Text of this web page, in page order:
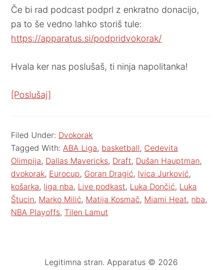
Če bi rad podcast podprl z enkratno donacijo,
pa to še vedno lahko storiš tule:
https://apparatus.si/podpridvokorak/
Hvala ker nas poslušaš, ti ninja napolitanka!
[Poslušaj]
Filed Under: Dvokorak
Tagged With: ABA Liga, basketball, Cedevita
Olimpija, Dallas Mavericks, Draft, Dušan Hauptman,
dvokorak, Eurocup, Goran Dragić, Ivica Jurković,
košarka, liga nba, Live podkast, Luka Dončić, Luka
Štucin, Marko Milić, Matija Kosmač, Miami Heat, nba,
NBA Playoffs,Tilen Lamut
Legitimna stran. Apparatus © 2026